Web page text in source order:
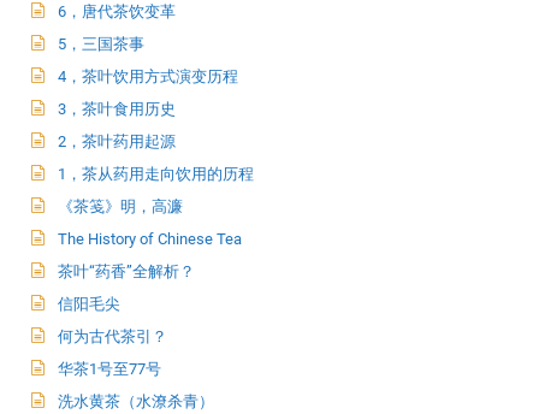
6，唐代茶饮变革
5，三国茶事
4，茶叶饮用方式演变历程
3，茶叶食用历史
2，茶叶药用起源
1，茶从药用走向饮用的历程
《茶笺》明，高濂
The History of Chinese Tea
茶叶“药香”全解析？
信阳毛尖
何为古代茶引？
华茶1号至77号
洗水黄茶（水潦杀青）